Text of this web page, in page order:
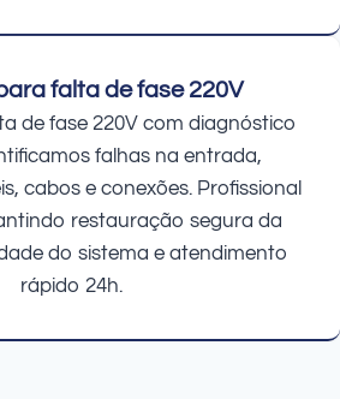
falta de fase 220V
de fase 220V com diagnóstico
falhas na entrada,
cabos e conexões. Profissional
restauração segura da
do sistema e atendimento
rápido 24h.